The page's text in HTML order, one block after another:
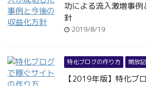
功による流入激増事
針
2019/8/19
特化ブログの作り方 開放
【2019年版】特化ブ